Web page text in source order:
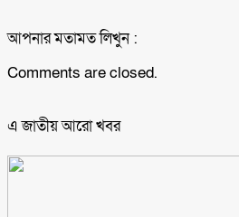
আপনার মতামত লিখুন :
Comments are closed.
এ জাতীয় আরো ‍খবর